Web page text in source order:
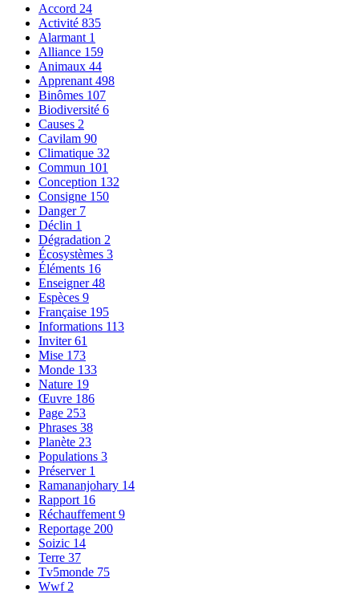
Accord 24
Activité 835
Alarmant 1
Alliance 159
Animaux 44
Apprenant 498
Binômes 107
Biodiversité 6
Causes 2
Cavilam 90
Climatique 32
Commun 101
Conception 132
Consigne 150
Danger 7
Déclin 1
Dégradation 2
Écosystèmes 3
Éléments 16
Enseigner48
Espèces 9
Française 195
Informations 113
Inviter61
Mise 173
Monde 133
Nature 19
Œuvre 186
Page 253
Phrases 38
Planète 23
Populations 3
Préserver 1
Ramananjohary 14
Rapport 16
Réchauffement 9
Reportage 200
Soizic 14
Terre 37
Tv5monde 75
Wwf 2